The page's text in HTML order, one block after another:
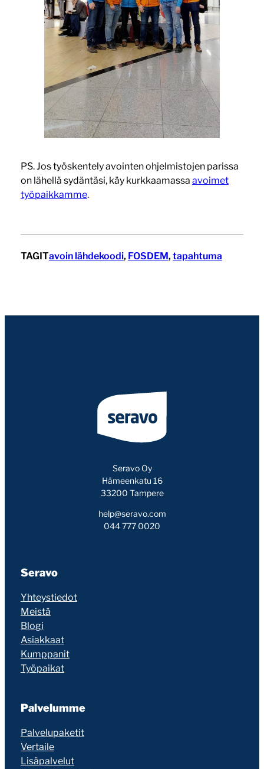
PS. Jos työskentely avointen ohjelmistojen parissa
on lähellä sydäntäsi, käy kurkkaamassa avoimet
työpaikkamme.
TAGITavoin lähdekoodi, FOSDEM, tapahtuma
Seravo Oy
Hämeenkatu 16
33200 Tampere
help@seravo.com
044 777 0020
Seravo
Yhteystiedot
Meistä
Blogi
Asiakkaat
Kumppanit
Työpaikat
Palvelumme
Palvelupaketit
Vertaile
Lisäpalvelut